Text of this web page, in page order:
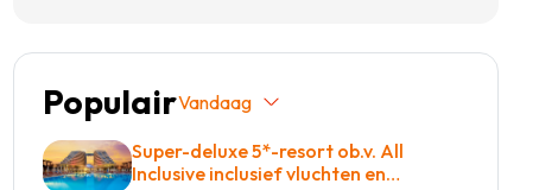
PopulairVandaag
Super-deluxe 5*-resort ob.v. All
Inclusive inclusief vluchten en